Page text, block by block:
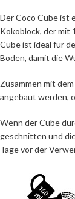
Der Coco Cube ist
Kokoblock, der mit
Cube ist ideal für
Boden, damit die
Zusammen mit dem
angebaut werden,
Wenn der Cube
geschnitten und
Tage vor der